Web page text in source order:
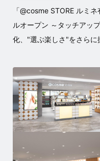
「@cosme STORE ルミ
ルオープン ～タッチアッ
化、"選ぶ楽しさ"をさらに